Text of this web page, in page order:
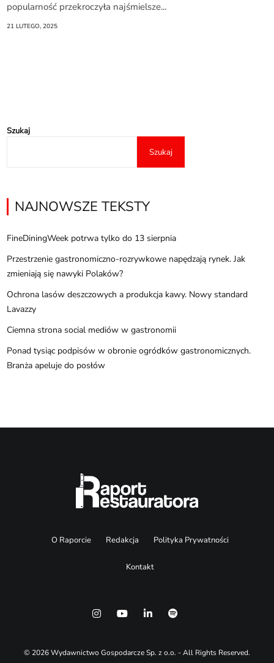
popularność przekroczyła najśmielsze...
21 LUTEGO, 2025
Szukaj
Szukaj
NAJNOWSZE TEKSTY
FineDiningWeek potrwa tylko do 13 sierpnia
Przestrzenie gastronomiczno-rozrywkowe napędzają rynek. Jak
zmieniają się nawyki Polaków?
Ochrona lasów deszczowych a produkcja kawy. Nowy standard
Lavazzy
Ciemna strona social mediów w gastronomii
Ponad tysiąc podpisów w obronie ogródków gastronomicznych.
Branża apeluje do posłów
O Raporcie Redakcja Polityka Prywatności
Kontakt
© 2026 Wydawnictwo Gospodarcze Sp. z o.o. - All Rights Reserved.